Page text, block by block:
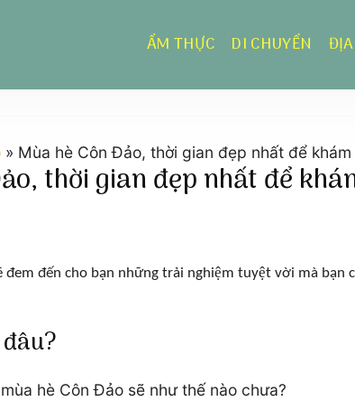
ẨM THỰC DI CHUYỂN
» Mùa hè Côn Đảo, thời gian đẹp nhất để
thời gian đẹp nhất để
đem đến cho bạn những trải nghiệm tuyệt vời mà bạn
hè Côn Đảo sẽ như thế nào chưa?